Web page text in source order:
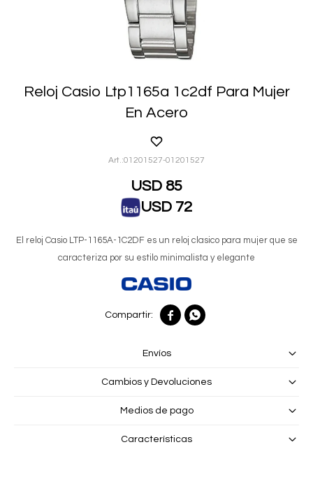
Reloj Casio Ltp1165a 1c2df Para Mujer
En Acero
01201527-01201527
USD 85
USD 72
El reloj Casio LTP-1165A-1C2DF es un reloj clasico para mujer que se
caracteriza por su estilo minimalista y elegante
 
Envíos
Cambios y Devoluciones
Medios de pago
Características